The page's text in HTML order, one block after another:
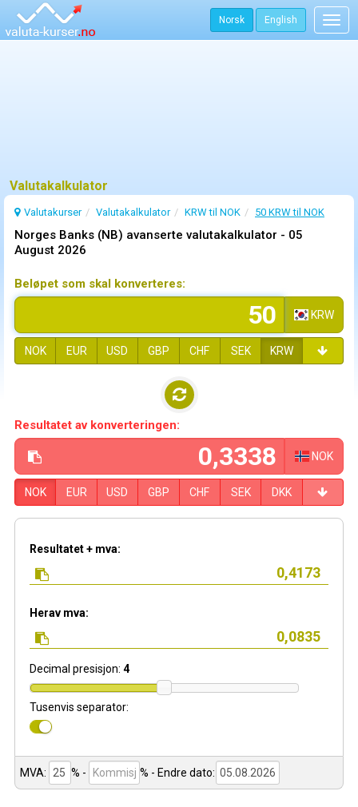
Norsk English
Valutakalkulator
Valutakurser Valutakalkulator KRW til NOK 50 KRW til NOK
Norges Banks (NB) avanserte valutakalkulator - 05
August 2026
Beløpet som skal konverteres:
KRW
NOK EUR USD GBP CHF SEK KRW
Resultatet av konverteringen:
NOK
NOK EUR USD GBP CHF SEK DKK
Resultatet + mva:
Herav mva:
Decimal presisjon: 4
Tusenvis separator:
MVA: % - % - Endre dato: